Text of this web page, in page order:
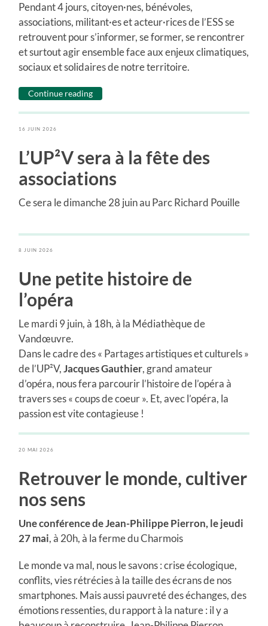
Pendant 4 jours, citoyen·nes, bénévoles,
associations, militant·es et acteur·rices de l’ESS se
retrouvent pour s’informer, se former, se rencontrer
et surtout agir ensemble face aux enjeux climatiques,
sociaux et solidaires de notre territoire.
Continue reading
16 JUIN 2026
L’UP²V sera à la fête des
associations
Ce sera le dimanche 28 juin au Parc Richard Pouille
8 JUIN 2026
Une petite histoire de
l’opéra
Le mardi 9 juin, à 18h, à la Médiathèque de
Vandœuvre.
Dans le cadre des « Partages artistiques et culturels »
de l’UP²V,Jacques Gauthier, grand amateur
d’opéra, nous fera parcourir l’histoire de l’opéra à
travers ses « coups de coeur ». Et, avec l’opéra, la
passion est vite contagieuse !
20 MAI 2026
Retrouver le monde, cultiver
nos sens
Une conférence de Jean-Philippe Pierron, le jeudi
27 mai, à 20h, à la ferme du Charmois
Le monde va mal, nous le savons : crise écologique,
conflits, vies rétrécies à la taille des écrans de nos
smartphones. Mais aussi pauvreté des échanges, des
émotions ressenties, du rapport à la nature : il y a